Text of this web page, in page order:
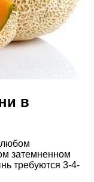
в
затемненном
требуются 3-4-